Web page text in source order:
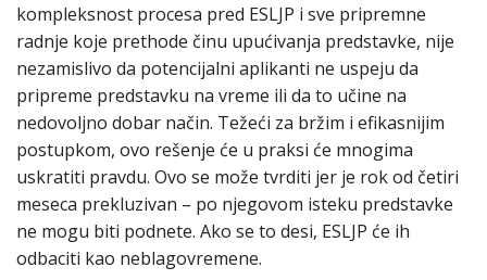
kompleksnost procesa pred ESLJP i sve pripremne
radnje koje prethode činu upućivanja predstavke, nije
nezamislivo da potencijalni aplikanti ne uspeju da
pripreme predstavku na vreme ili da to učine na
nedovoljno dobar način. Težeći za bržim i efikasnijim
postupkom, ovo rešenje će u praksi će mnogima
uskratiti pravdu. Ovo se može tvrditi jer je rok od četiri
meseca prekluzivan – po njegovom isteku predstavke
ne mogu biti podnete. Ako se to desi, ESLJP će ih
odbaciti kao neblagovremene.